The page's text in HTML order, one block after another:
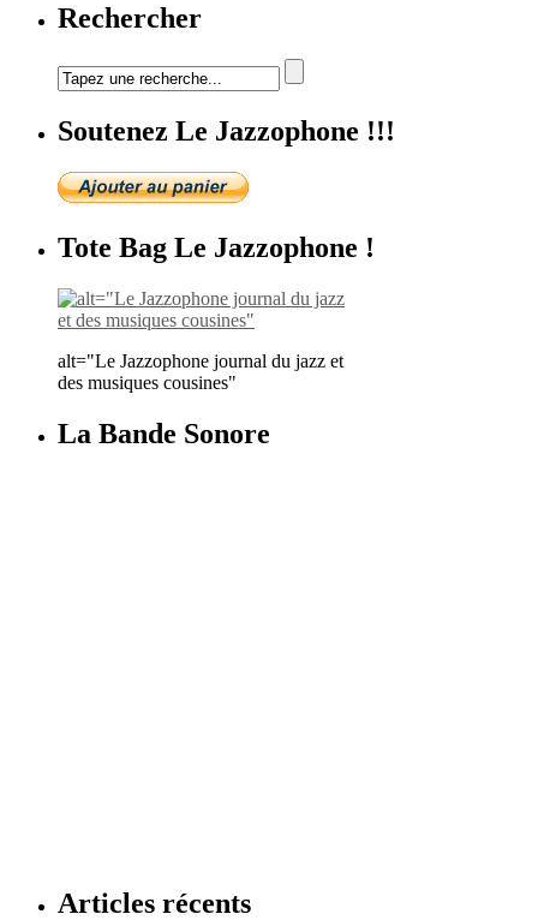
Rechercher
Soutenez Le Jazzophone !!!
Tote Bag Le Jazzophone !
alt="Le Jazzophone journal du jazz et
des musiques cousines"
La Bande Sonore
Articles récents